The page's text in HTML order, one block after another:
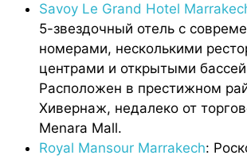
Savoy Le Grand Hotel
5-звездочный отель с
номерами, несколькими
центрами и открытыми
Расположен в престижном
Хивернаж, недалеко от
Menara Mall.
Royal Mansour Marrakech: